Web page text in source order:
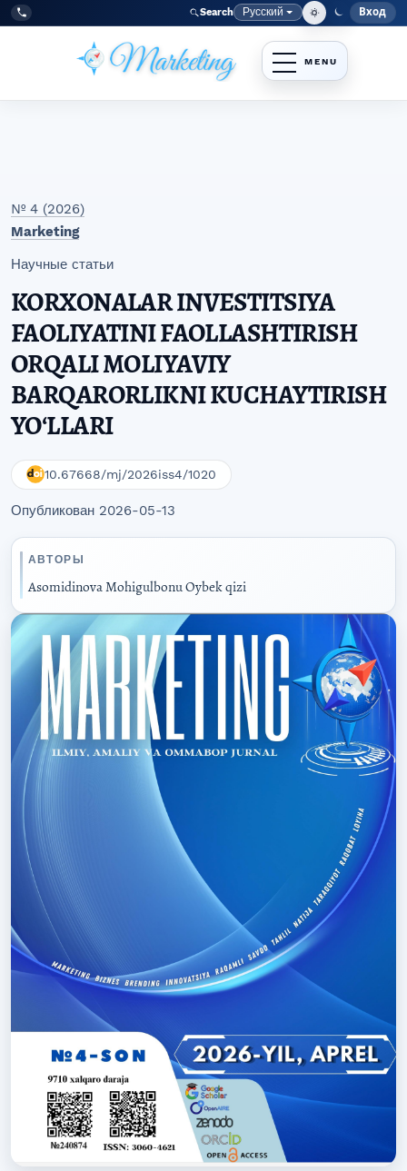
Перейти к главному меню навигации
Перейти к основному контенту
Перейти к нижнему колонтитулу сайта
Tel:
+998977838464 Search Язык
Русский Меню
Вход
№ 4 (2026)
Marketing
Научные статьи
KORXONALAR INVESTITSIYA
FAOLIYATINI FAOLLASHTIRISH
ORQALI MOLIYAVIY
BARQARORLIKNI KUCHAYTIRISH
YOʻLLARI
10.67668/mj/2026iss4/1020
Опубликован 2026-05-13
АВТОРЫ
Asomidinova Mohigulbonu Oybek qizi